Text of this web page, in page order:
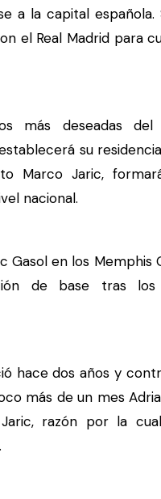
a la capital española.
el Real Madrid para
más deseadas
su
Marco Jaric,
nacional.
Gasol en los Memphis
de base tras
hace dos años y
más de un mes
razón por la